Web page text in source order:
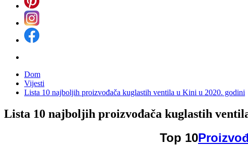
Dom
Vijesti
Lista 10 najboljih proizvođača kuglastih ventila u Kini u 2020. godini
Lista 10 najboljih proizvođača kuglastih
Top 10